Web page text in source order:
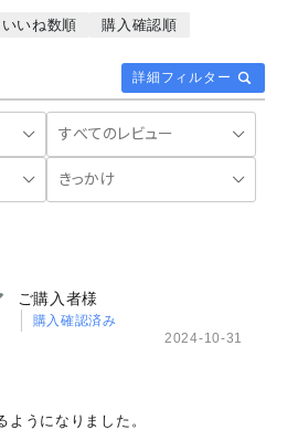
詳細フィルター
いいね数順
購入確認順
ご購入者様
購入確認済み
2024-10-31
ようになりました。